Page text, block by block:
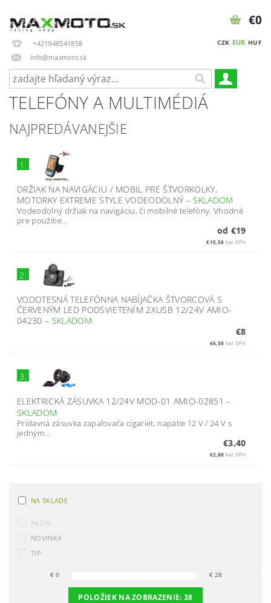
+421948541858
info@maxmoto.sk
CZK EUR HUF
€0
TELEFÓNY A MULTIMÉDIÁ
NAJPREDÁVANEJŠIE
1.
DRŽIAK NA NAVIGÁCIU / MOBIL PRE ŠTVORKOLKY,
MOTORKY EXTREME STYLE VODEODOLNÝ –SKLADOM
Vodeodolný držiak na navigáciu, či mobilné telefóny. Vhodné
pre použitie...
od €19
€15,50 bez DPH
2.
VODOTESNÁ TELEFÓNNA NABÍJAČKA ŠTVORCOVÁ S
ČERVENÝM LED PODSVIETENÍM 2XUSB 12/24V AMIO-
04230– SKLADOM
€8
€6,50 bez DPH
3.
ELEKTRICKÁ ZÁSUVKA 12/24V MOD-01 AMIO-02851–
SKLADOM
Prídavná zásuvka zapaľovača cigariet, napätie 12 V / 24 V s
jedným...
€3,40
€2,80 bez DPH
NA SKLADE
AKCIA
NOVINKA
TIP
€0 €28
POLOŽIEK NA ZOBRAZENIE:38